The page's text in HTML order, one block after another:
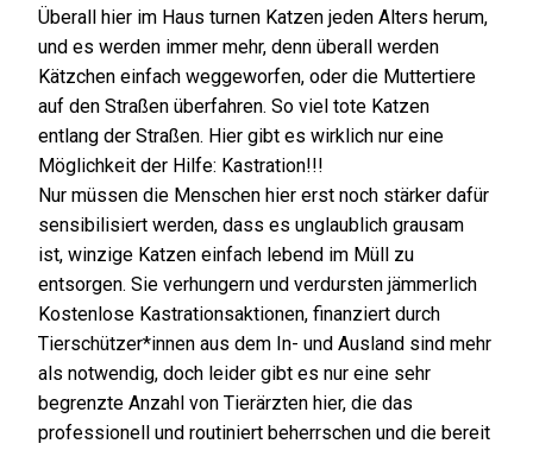
Überall hier im Haus turnen Katzen jeden Alters herum,
und es werden immer mehr, denn überall werden
Kätzchen einfach weggeworfen, oder die Muttertiere
auf den Straßen überfahren. So viel tote Katzen
entlang der Straßen. Hier gibt es wirklich nur eine
Möglichkeit der Hilfe: Kastration!!!
Nur müssen die Menschen hier erst noch stärker dafür
sensibilisiert werden, dass es unglaublich grausam
ist, winzige Katzen einfach lebend im Müll zu
entsorgen. Sie verhungern und verdursten jämmerlich
Kostenlose Kastrationsaktionen, finanziert durch
Tierschützer*innen aus dem In- und Ausland sind mehr
als notwendig, doch leider gibt es nur eine sehr
begrenzte Anzahl von Tierärzten hier, die das
professionell und routiniert beherrschen und die bereit